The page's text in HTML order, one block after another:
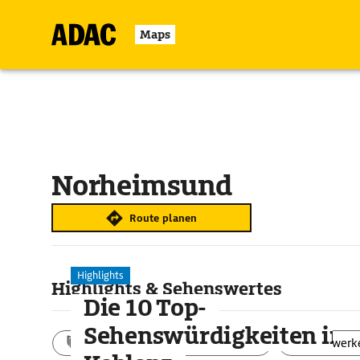
Maps
Norheimsund
Route planen
Highlights & Sehenswertes
Aktivitäten Landschaft
Highlights
Die 10 Top-
Sehenswürdigkeiten in